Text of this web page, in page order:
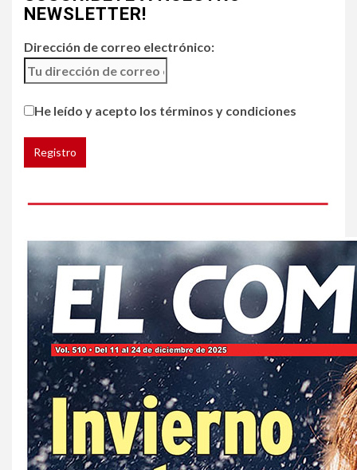
jalapeños de varios
5
HOGAR Y SALUD
Generación Z ignora riesgo
de cáncer al broncearse
NEWSLETTER!
Dirección de correo electrónico:
He leído y acepto los términos y condiciones